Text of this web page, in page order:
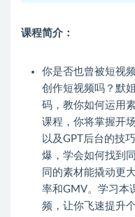
课程简介：
你是否也曾被短视
创作短视频吗？默
码，教你如何运用
课程，你将掌握开
以及GPT后台的技
爆，学会如何找到
同的素材能撬动更
率和GMV。学习本
频，让你飞速提升